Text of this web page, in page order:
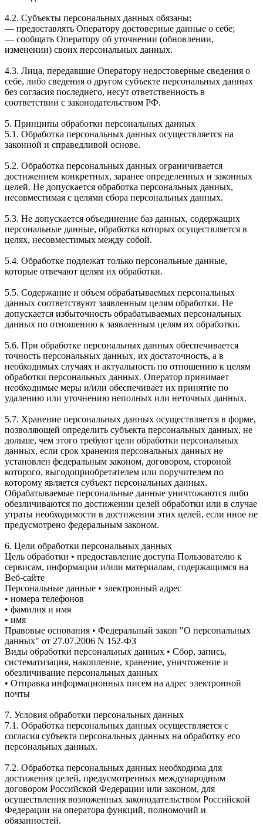
4.2. Субъекты персональных данных обязаны:
— предоставлять Оператору достоверные данные о себе;
— сообщать Оператору об уточнении (обновлении,
изменении) своих персональных данных.
4.3. Лица, передавшие Оператору недостоверные сведения о
себе, либо сведения о другом субъекте персональных данных
без согласия последнего, несут ответственность в
соответствии с законодательством РФ.
5. Принципы обработки персональных данных
5.1. Обработка персональных данных осуществляется на
законной и справедливой основе.
5.2. Обработка персональных данных ограничивается
достижением конкретных, заранее определенных и законных
целей. Не допускается обработка персональных данных,
несовместимая с целями сбора персональных данных.
5.3. Не допускается объединение баз данных, содержащих
персональные данные, обработка которых осуществляется в
целях, несовместимых между собой.
5.4. Обработке подлежат только персональные данные,
которые отвечают целям их обработки.
5.5. Содержание и объем обрабатываемых персональных
данных соответствуют заявленным целям обработки. Не
допускается избыточность обрабатываемых персональных
данных по отношению к заявленным целям их обработки.
5.6. При обработке персональных данных обеспечивается
точность персональных данных, их достаточность, а в
необходимых случаях и актуальность по отношению к целям
обработки персональных данных. Оператор принимает
необходимые меры и/или обеспечивает их принятие по
удалению или уточнению неполных или неточных данных.
5.7. Хранение персональных данных осуществляется в форме,
позволяющей определить субъекта персональных данных, не
дольше, чем этого требуют цели обработки персональных
данных, если срок хранения персональных данных не
установлен федеральным законом, договором, стороной
которого, выгодоприобретателем или поручителем по
которому является субъект персональных данных.
Обрабатываемые персональные данные уничтожаются либо
обезличиваются по достижении целей обработки или в случае
утраты необходимости в достижении этих целей, если иное не
предусмотрено федеральным законом.
6. Цели обработки персональных данных
Цель обработки • предоставление доступа Пользователю к
сервисам, информации и/или материалам, содержащимся на
Веб-сайте
Персональные данные • электронный адрес
• номера телефонов
• фамилия и имя
• имя
Правовые основания • Федеральный закон "О персональных
данных" от 27.07.2006 N 152-ФЗ
Виды обработки персональных данных • Сбор, запись,
систематизация, накопление, хранение, уничтожение и
обезличивание персональных данных
• Отправка информационных писем на адрес электронной
почты
7. Условия обработки персональных данных
7.1. Обработка персональных данных осуществляется с
согласия субъекта персональных данных на обработку его
персональных данных.
7.2. Обработка персональных данных необходима для
достижения целей, предусмотренных международным
договором Российской Федерации или законом, для
осуществления возложенных законодательством Российской
Федерации на оператора функций, полномочий и
обязанностей.